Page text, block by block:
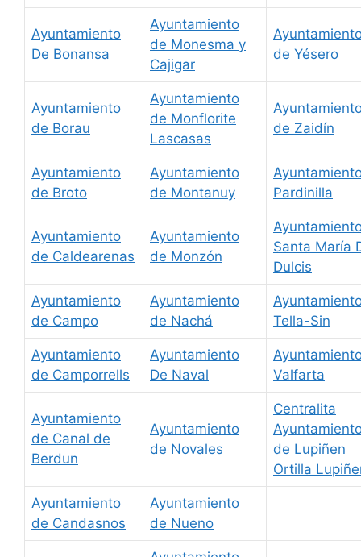
Ayuntamiento
De Bonansa
Ayuntamiento
de Monesma y
Cajigar
de Yésero
Ayuntamiento
de Borau
Ayuntamiento
de Monflorite
Lascasas
de Zaidín
Ayuntamiento
de Broto
Ayuntamiento
de Montanuy
Pardinilla
Ayuntamiento
de Caldearenas
Ayuntamiento
de Monzón
Santa María
Dulcis
Ayuntamiento
de Campo
Ayuntamiento
de Nachá
Tella-Sin
Ayuntamiento
de Camporrells
Ayuntamiento
De Naval
Valfarta
Ayuntamiento
de Canal de
Berdun
Ayuntamiento
de Novales
Centralita
de Lupiñen
Ortilla
Ayuntamiento
de Candasnos
Ayuntamiento
de Nueno